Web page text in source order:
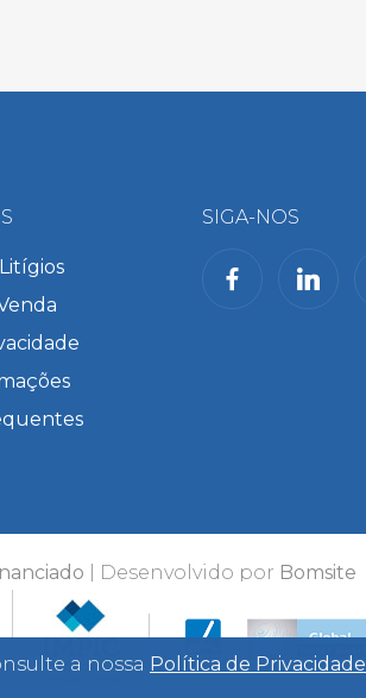
SIGA-NOS
| Desenvolvido por Bomsite
a nossa Política de Privacidade